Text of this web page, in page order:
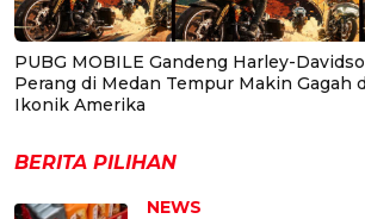
PUBG MOBILE Gandeng Harley-
Perang di Medan Tempur Makin Gagah
Ikonik Amerika
BERITA PILIHAN
NEWS